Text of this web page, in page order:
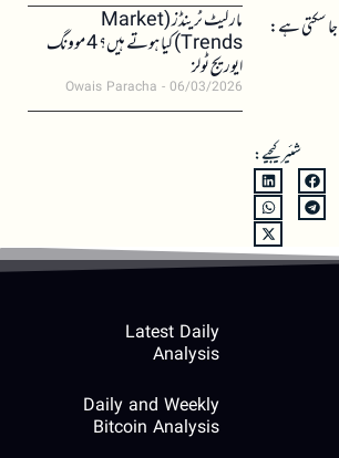
سکتی ہے:
شئیر کیجیے:
مارکیٹ ٹرینڈز (Market
Trends) کیا ہوتے ہیں؟ 4 موونگ
ایوریج ٹولز
Owais Paracha 06/03/2026
Latest Daily
Analysis
Daily and Weekly
Bitcoin Analysis